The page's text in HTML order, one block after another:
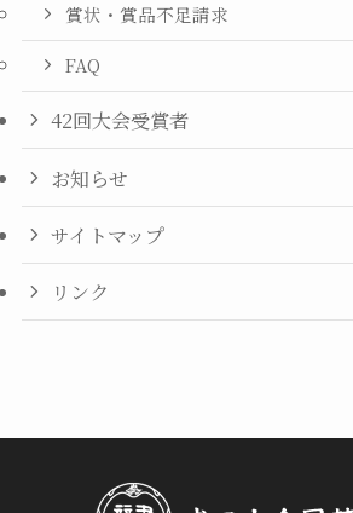
賞状・賞品不足請求
FAQ
42回大会受賞者
お知らせ
サイトマップ
リンク